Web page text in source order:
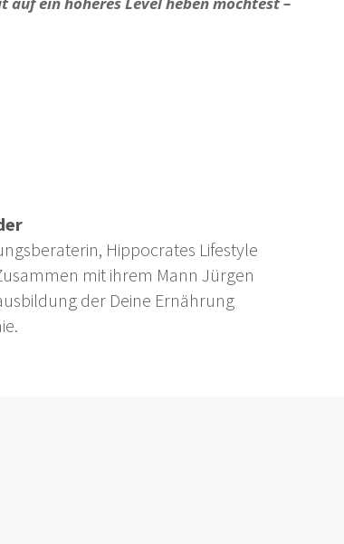
Hippocrates Lifestyle
mit ihrem Mann Jürgen
der Deine Ernährung